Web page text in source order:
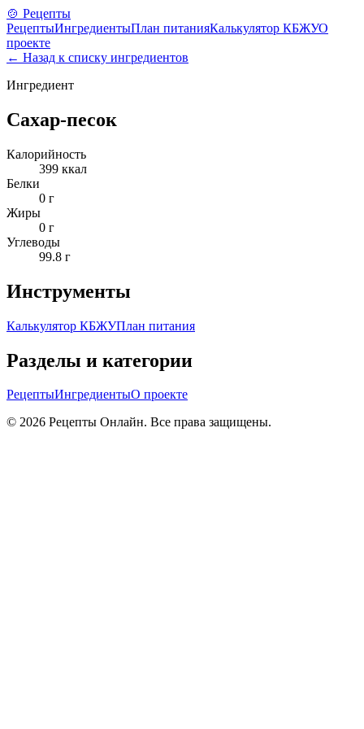
🍲 Рецепты
РецептыИнгредиентыПлан питанияКалькулятор КБЖУО
проекте
← Назад к списку ингредиентов
Ингредиент
Сахар-песок
Калорийность
399 ккал
Белки
0 г
Жиры
0 г
Углеводы
99.8 г
Инструменты
Калькулятор КБЖУПлан питания
Разделы и категории
РецептыИнгредиентыО проекте
© 2026 Рецепты Онлайн. Все права защищены.